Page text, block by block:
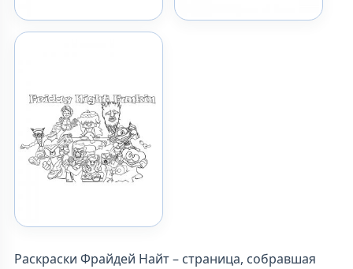
Раскраски Фрайдей Найт – страница, собравшая